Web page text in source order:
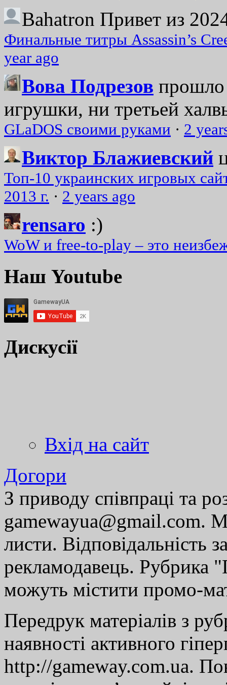
Bahatron Привет из
Финальные титры Assassin’s
year ago
Вова Подрезов прошло
игрушки, ни третьей
GLaDOS своими руками · 2
Виктор Блажиевский
Топ-10 украинских игровых
2013 г. · 2 years ago
rensaro :)
WoW и free-to-play – это
Наш Youtube
Дискусії
Вхід на сайт
Догори
З приводу співпраці та
gamewayua@gmail.com.
листи. Відповідальність
рекламодавець. Рубрика
можуть містити промо-
Передрук матеріалів з
наявності активного
http://gameway.com.ua.